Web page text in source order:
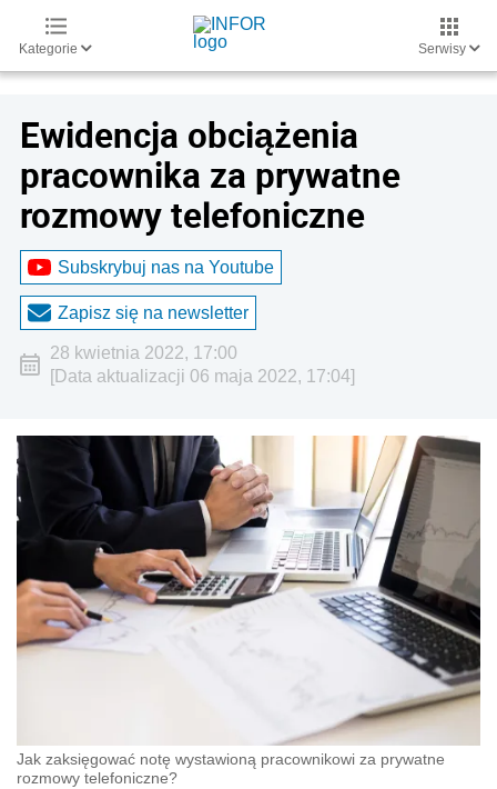
Kategorie Serwisy
Ewidencja obciążenia
pracownika za prywatne
rozmowy telefoniczne
Subskrybuj nas na Youtube
Zapisz się na newsletter
28 kwietnia 2022, 17:00
[Data aktualizacji 06 maja 2022, 17:04]
Jak zaksięgować notę wystawioną pracownikowi za prywatne
rozmowy telefoniczne?